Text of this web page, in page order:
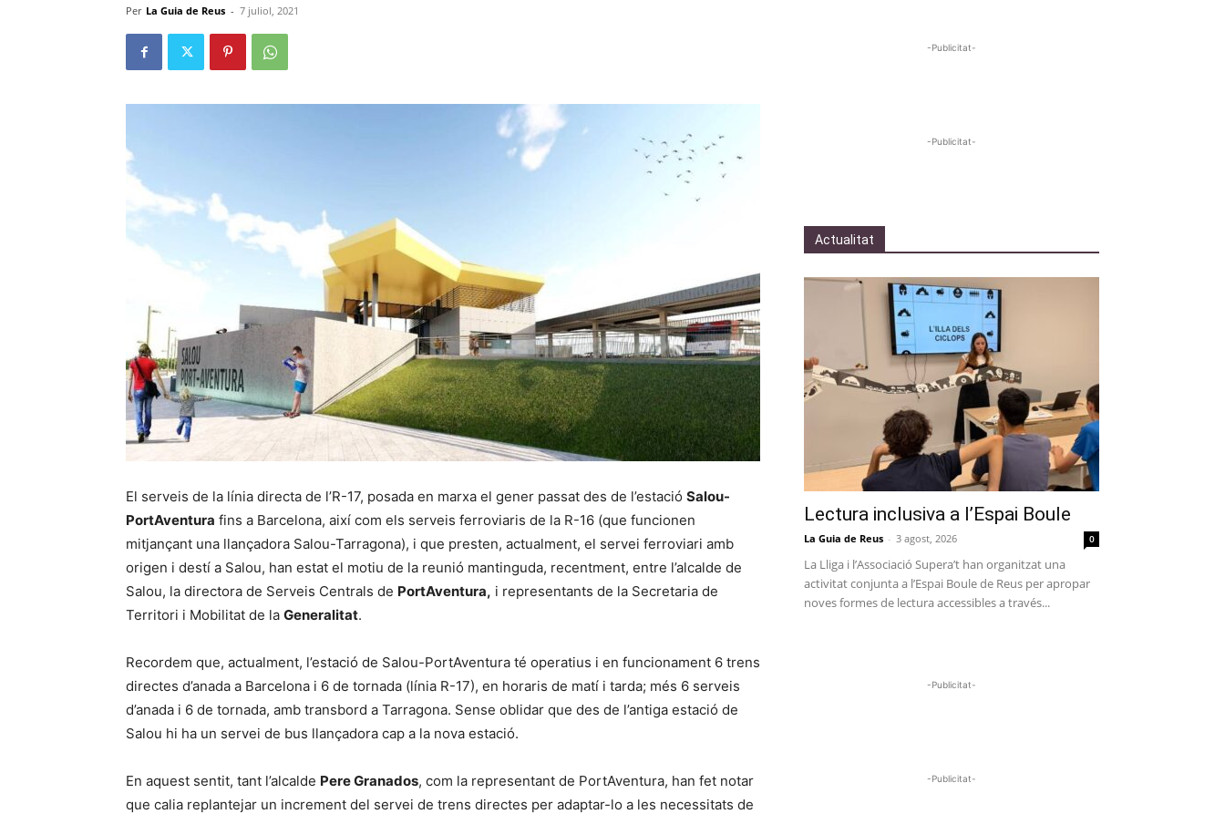
Per La Guia de Reus - 7 juliol, 2021
El serveis de la línia directa de l’R-17, posada en marxa el gener passat des de l’estació Salou-
PortAventura fins a Barcelona, així com els serveis ferroviaris de la R-16 (que funcionen
mitjançant una llançadora Salou-Tarragona), i que presten, actualment, el servei ferroviari amb
origen i destí a Salou, han estat el motiu de la reunió mantinguda, recentment, entre l’alcalde de
Salou, la directora de Serveis Centrals de PortAventura, i representants de la Secretaria de
Territori i Mobilitat de la Generalitat.
Recordem que, actualment, l’estació de Salou-PortAventura té operatius i en funcionament 6 trens
directes d’anada a Barcelona i 6 de tornada (línia R-17), en horaris de matí i tarda; més 6 serveis
d’anada i 6 de tornada, amb transbord a Tarragona. Sense oblidar que des de l’antiga estació de
Salou hi ha un servei de bus llançadora cap a la nova estació.
En aquest sentit, tant l’alcalde Pere Granados, com la representant de PortAventura, han fet notar
que calia replantejar un increment del servei de trens directes per adaptar-lo a les necessitats de
-Publicitat-
-Publicitat-
Actualitat
Lectura inclusiva a l’Espai Boule
La Guia de Reus - 3 agost, 2026 0
La Lliga i l’Associació Supera’t han organitzat una
activitat conjunta a l’Espai Boule de Reus per apropar
noves formes de lectura accessibles a través...
-Publicitat-
-Publicitat-